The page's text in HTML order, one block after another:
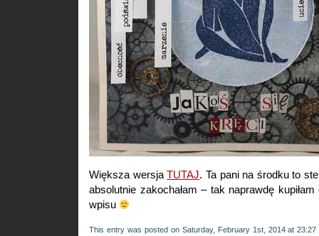
Większa wersjaTUTAJ. Ta pani na środku to
absolutnie zakochałam – tak naprawdę
wpisu
This entry was posted on Saturday, February 1st, 2014 at